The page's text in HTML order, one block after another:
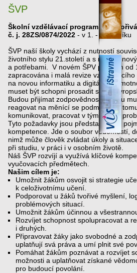
ŠVP
Školní vzdělávací program – „
č. j. 28ZS/0874/2022 - v 1. - 9. ročníku
ŠVP naší školy vychází z nutností
životního stylu 21.století a s mnoha
a potřebami. V novém ŠPV platném od
zapracována i malá revize
na novou informatiku a digitální
muset být schopni prosadit se na
Budou přijímat zodpovědnost, budou
reagovat na měnící se podmínky. K
komunikovat, pracovat v týmu, řešit
Tyto požadavky jsou představovány
kompetence. Jde o soubor vědomostí,
nimž může člověk zvládat úkoly a
při studiu, v práci i v osobním životě.
Náš ŠVP rozvíjí a využívá klíčové
vyučovacích předmětech.
Našim cílem je:
Umožnit žákům osvojit si strategie
k celoživotnímu učení.
Podporovat u žáků tvořivé myšlení,
problémových situací.
Umožnit žákům účinnou a
Rozvíjet schopnost spolupracovat a
i druhých.
Připravovat žáky jako svobodné a
uplatňují svá práva a umí plnit své
Pomáhat žákům poznávat a rozvíjet
možnosti a uplatňovat získané
pro budoucí povolání.